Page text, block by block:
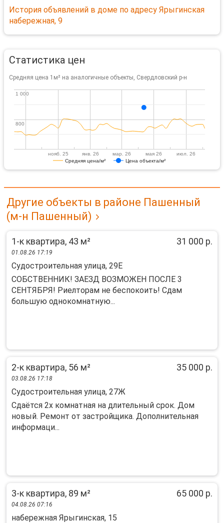
История объявлений в доме по адресу Ярыгинская
набережная, 9
Статистика цен
Средняя цена 1м² на аналогичные объекты, Свердловский р-н
Средняя цена/м² Цена объекта/м²
нояб. 25 янв. 26 мар. 26 мая 26 июл. 26
800
800
1 000
1 000
Другие объекты в районе Пашенный
(м-н Пашенный)
1-к квартира, 43 м² 31 000 р.
01.08.26 17:19
Судостроительная улица, 29Е
СОБСТВЕННИК! ЗАЕЗД ВОЗМОЖЕН ПОСЛЕ 3
СЕНТЯБРЯ! Риелторам не беспокоить! Сдам
большую однокомнатную...
2-к квартира, 56 м² 35 000 р.
03.08.26 17:18
Судостроительная улица, 27Ж
Сдаётся 2х комнатная на длительный срок. Дом
новый. Ремонт от застройщика. Дополнительная
информаци...
3-к квартира, 89 м² 65 000 р.
04.08.26 07:16
набережная Ярыгинская, 15